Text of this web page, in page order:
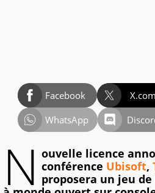
Facebook X.com
WhatsApp
N ouvelle licence
conférence Ubisoft,
proposera un jeu